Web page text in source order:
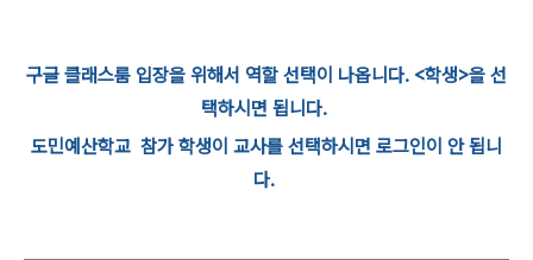
구글 클래스룸 입장을 위해서 역할 선택이 나옵니다. <학생>을 선
택하시면 됩니다.
도민예산학교 참가 학생이 교사를 선택하시면 로그인이 안 됩니
다.